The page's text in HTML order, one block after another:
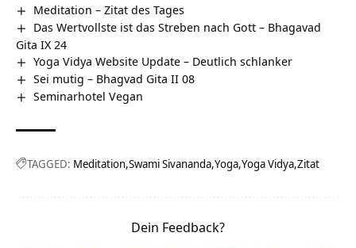
Meditation – Zitat des Tages
Das Wertvollste ist das Streben nach Gott – Bhagavad
Gita IX 24
Yoga Vidya Website Update – Deutlich schlanker
Sei mutig – Bhagvad Gita II 08
Seminarhotel Vegan
TAGGED: Meditation Swami Sivananda Yoga Yoga Vidya Zitat
Dein Feedback?